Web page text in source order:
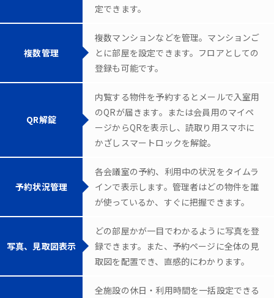
定できます。
複数管理
複数マンションなどを管理。マンションご
とに部屋を設定できます。フロアとしての
登録も可能です。
QR解錠
内覧する物件を予約するとメールで入室用
のQRが届きます。または会員用のマイペ
ージからQRを表示し、読取り用スマホに
かざしスマートロックを解錠。
予約状況管理
各会議室の予約、利用中の状況をタイムラ
インで表示します。管理者はどの物件を誰
が使っているか、すぐに把握できます。
写真、見取図表示
どの部屋かが一目でわかるように写真を登
録できます。また、予約ページに全体の見
取図を配置でき、直感的にわかります。
全施設の休日・利用時間を一括設定できる